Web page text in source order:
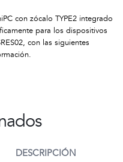
con zócalo TYPE2 integrado
para los dispositivos
con las siguientes
DESCRIPCIÓN